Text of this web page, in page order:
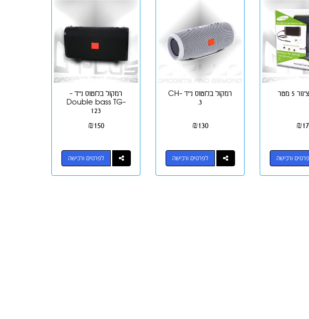
5 מטר
₪
ורכישה
רמקול בלוטוס נייד CH-
3.
₪130
לפרטים ורכישה
רמקול בלוטוס נייד -
Double bass TG-
123
₪150
לפרטים ורכישה